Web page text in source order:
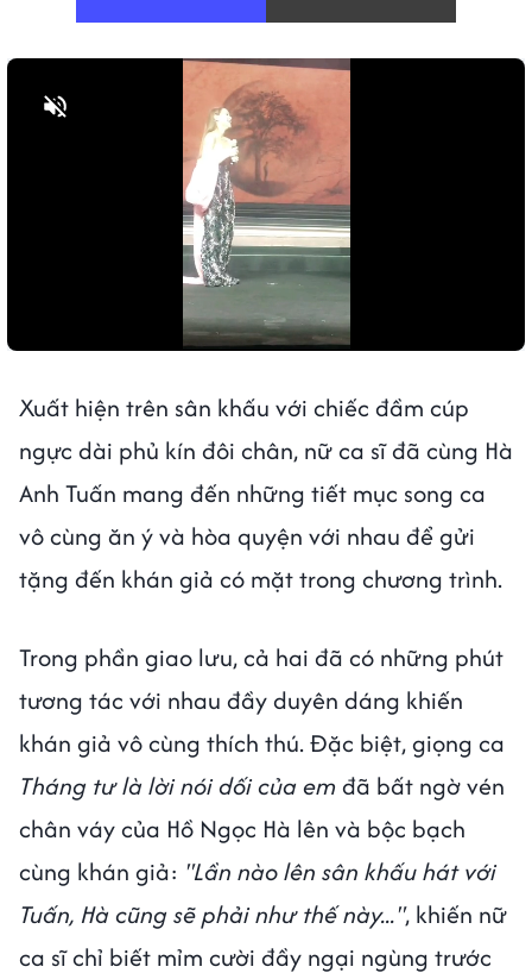
Xuất hiện trên sân khấu với chiếc đầm cúp
ngực dài phủ kín đôi chân, nữ ca sĩ đã cùng Hà
Anh Tuấn mang đến những tiết mục song ca
vô cùng ăn ý và hòa quyện với nhau để gửi
tặng đến khán giả có mặt trong chương trình.
Trong phần giao lưu, cả hai đã có những phút
tương tác với nhau đầy duyên dáng khiến
khán giả vô cùng thích thú. Đặc biệt, giọng ca
Tháng tư là lời nói dối của em đã bất ngờ vén
chân váy của Hồ Ngọc Hà lên và bộc bạch
cùng khán giả: "Lần nào lên sân khấu hát với
Tuấn, Hà cũng sẽ phải như thế này...", khiến nữ
ca sĩ chỉ biết mỉm cười đầy ngại ngùng trước